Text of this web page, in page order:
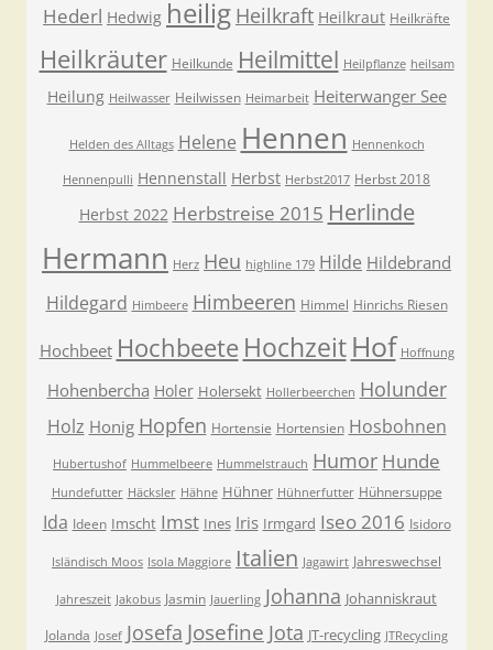
Hederl Hedwig heilig Heilkraft Heilkraut Heilkräfte
Heilkräuter Heilkunde Heilmittel Heilpflanze heilsam
Heilung Heilwasser Heilwissen Heimarbeit Heiterwanger See
Helden des Alltags Helene Hennen Hennenkoch
Hennenpulli Hennenstall Herbst Herbst2017 Herbst 2018
Herbst 2022 Herbstreise 2015 Herlinde
Hermann Herz Heu highline 179 Hilde Hildebrand
Hildegard Himbeere Himbeeren Himmel Hinrichs Riesen
Hochbeet Hochbeete Hochzeit Hof Hoffnung
Hohenbercha Holer Holersekt Hollerbeerchen Holunder
Holz Honig Hopfen Hortensie Hortensien Hosbohnen
Hubertushof Hummelbeere Hummelstrauch Humor Hunde
Hundefutter Häcksler Hähne Hühner Hühnerfutter Hühnersuppe
Ida Ideen Imscht Imst Ines Iris Irmgard Iseo 2016 Isidoro
Isländisch Moos Isola Maggiore Italien Jagawirt Jahreswechsel
Jahreszeit Jakobus Jasmin Jauerling Johanna Johanniskraut
Jolanda Josef Josefa Josefine Jota JT-recycling JTRecycling